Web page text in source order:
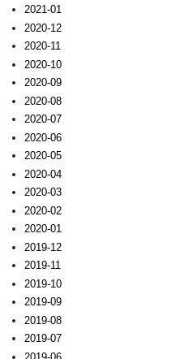
2021-01
2020-12
2020-11
2020-10
2020-09
2020-08
2020-07
2020-06
2020-05
2020-04
2020-03
2020-02
2020-01
2019-12
2019-11
2019-10
2019-09
2019-08
2019-07